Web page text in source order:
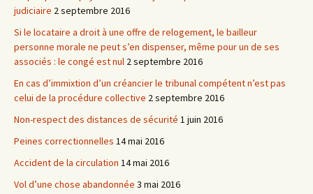
judiciaire 2 septembre 2016
Si le locataire a droit à une offre de relogement, le bailleur
personne morale ne peut s’en dispenser, même pour un de ses
associés : le congé est nul 2 septembre 2016
En cas d’immixtion d’un créancier le tribunal compétent n’est pas
celui de la procédure collective 2 septembre 2016
Non-respect des distances de sécurité 1 juin 2016
Peines correctionnelles 14 mai 2016
Accident de la circulation 14 mai 2016
Vol d’une chose abandonnée 3 mai 2016